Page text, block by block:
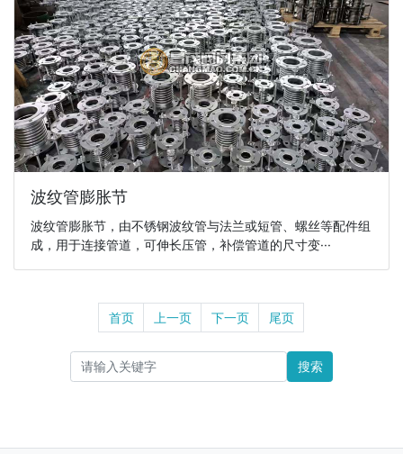
波纹管膨胀节
波纹管膨胀节，由不锈钢波纹管与法兰或短管、螺丝等配件组
成，用于连接管道，可伸长压管，补偿管道的尺寸变···
首页 上一页 下一页 尾页
搜索